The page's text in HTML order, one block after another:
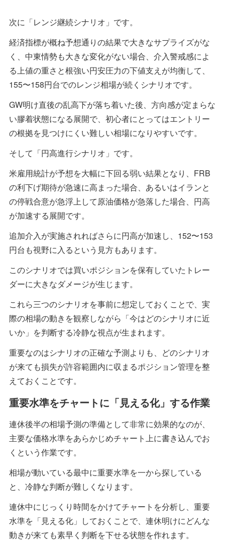
次に「レンジ継続シナリオ」です。
経済指標が概ね予想通りの結果で大きなサプライズがな
く、中東情勢も大きな変化がない場合、介入警戒感によ
る上値の重さと根強い円安圧力の下値支えが均衡して、
155〜158円台でのレンジ相場が続くシナリオです。
GW明け直後の乱高下が落ち着いた後、方向感が定まらな
い膠着状態になる展開で、初心者にとってはエントリー
の根拠を見つけにくい難しい相場になりやすいです。
そして「円高進行シナリオ」です。
米雇用統計が予想を大幅に下回る弱い結果となり、FRB
の利下げ期待が急速に高まった場合、あるいはイランと
の停戦合意が急浮上して原油価格が急落した場合、円高
が加速する展開です。
追加介入が実施されればさらに円高が加速し、152〜153
円台も視野に入るという見方もあります。
このシナリオでは買いポジションを保有していたトレー
ダーに大きなダメージが生じます。
これら三つのシナリオを事前に想定しておくことで、実
際の相場の動きを観察しながら「今はどのシナリオに近
いか」を判断する冷静な視点が生まれます。
重要なのはシナリオの正確な予測よりも、どのシナリオ
が来ても損失が許容範囲内に収まるポジション管理を整
えておくことです。
重要水準をチャートに「見える化」する作業
連休後半の相場予測の準備として非常に効果的なのが、
主要な価格水準をあらかじめチャート上に書き込んでお
くという作業です。
相場が動いている最中に重要水準を一から探している
と、冷静な判断が難しくなります。
連休中にじっくり時間をかけてチャートを分析し、重要
水準を「見える化」しておくことで、連休明けにどんな
動きが来ても素早く判断を下せる状態を作れます。